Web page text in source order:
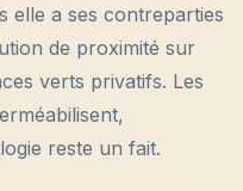
elle a ses contreparties
de proximité sur
verts privatifs. Les
reste un fait.